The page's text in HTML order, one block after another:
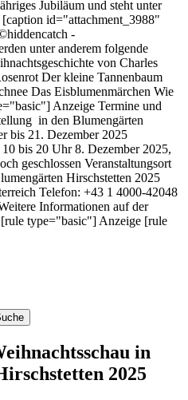
Jubiläum und steht unter
id="attachment_3988"
-
unter anderem folgende
von Charles
Der kleine Tannenbaum
Das Eisblumenmärchen Wie
Anzeige Termine und
in den Blumengärten
bis 21. Dezember 2025
bis 20 Uhr 8. Dezember 2025,
geschlossen Veranstaltungsort
Hirschstetten 2025
Telefon: +43 1 4000-42048
Informationen auf der
[rule type="basic"] Anzeige [rule
in
2025